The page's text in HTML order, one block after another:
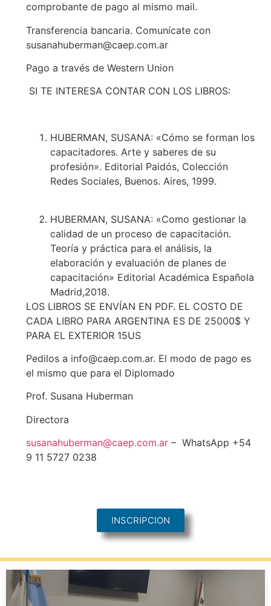
comprobante de pago al mismo mail.
Transferencia bancaria. Comunícate con
susanahuberman@caep.com.ar
Pago a través de Western Union
SI TE INTERESA CONTAR CON LOS LIBROS:
HUBERMAN, SUSANA: «Cómo se forman los
capacitadores. Arte y saberes de su
profesión». Editorial Paidós, Colección
Redes Sociales, Buenos. Aires, 1999.
HUBERMAN, SUSANA: «Como gestionar la
calidad de un proceso de capacitación.
Teoría y práctica para el análisis, la
elaboración y evaluación de planes de
capacitación» Editorial Académica Española
Madrid,2018.
LOS LIBROS SE ENVÍAN EN PDF. EL COSTO DE
CADA LIBRO PARA ARGENTINA ES DE 25000$ Y
PARA EL EXTERIOR 15US
Pedilos a info@caep.com.ar. El modo de pago es
el mismo que para el Diplomado
Prof. Susana Huberman
Directora
susanahuberman@caep.com.ar– WhatsApp +54
9 11 5727 0238
INSCRIPCION